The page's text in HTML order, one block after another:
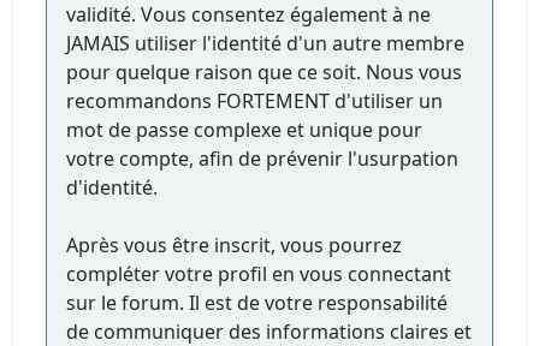
validité. Vous consentez également à ne
JAMAIS utiliser l'identité d'un autre membre
pour quelque raison que ce soit. Nous vous
recommandons FORTEMENT d'utiliser un
mot de passe complexe et unique pour
votre compte, afin de prévenir l'usurpation
d'identité.
Après vous être inscrit, vous pourrez
compléter votre profil en vous connectant
sur le forum. Il est de votre responsabilité
de communiquer des informations claires et